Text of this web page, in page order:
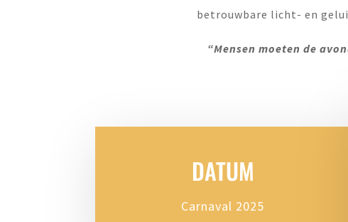
betrouwbare licht- en
“Mensen moeten de
DATUM
Carnaval 2025